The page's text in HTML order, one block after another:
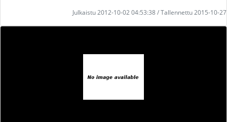
Julkaistu 2012-10-02 04:53:38 / Tallennettu 2015-10-27